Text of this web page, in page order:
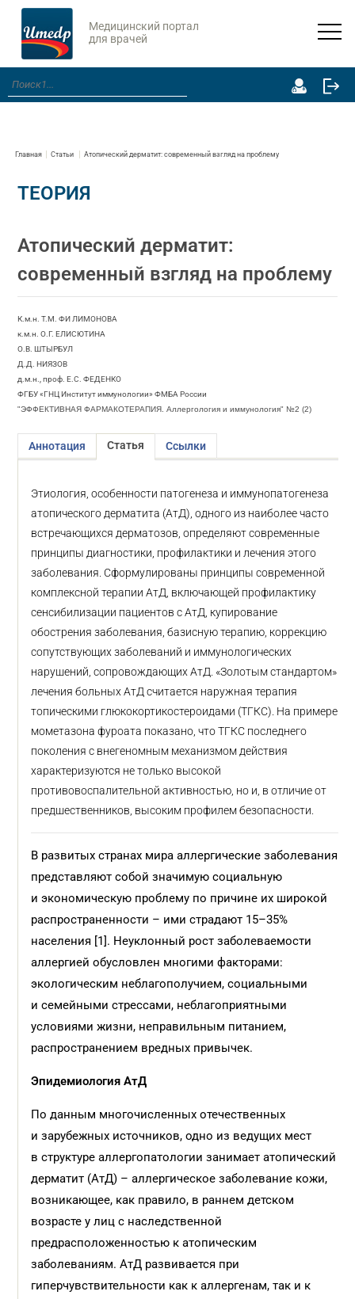
Медицинский портал
для врачей
Главная Статьи Атопический дерматит: современный взгляд на проблему
ТЕОРИЯ
Атопический дерматит:
современный взгляд на проблему
К.м.н. Т.М. ФИ ЛИМОНОВА
к.м.н. О.Г. ЕЛИСЮТИНА
О.В. ШТЫРБУЛ
Д.Д. НИЯЗОВ
д.м.н., проф. Е.С. ФЕДЕНКО
ФГБУ «ГНЦ Институт иммунологии» ФМБА России
"ЭФФЕКТИВНАЯ ФАРМАКОТЕРАПИЯ. Аллергология и иммунология" №2 (2)
Аннотация Статья Ссылки
Этиология, особенности патогенеза и иммунопатогенеза
атопического дерматита (АтД), одного из наиболее часто
встречающихся дерматозов, определяют современные
принципы диагностики, профилактики и лечения этого
заболевания. Сформулированы принципы современной
комплексной терапии АтД, включающей профилактику
сенсибилизации пациентов с АтД, купирование
обострения заболевания, базисную терапию, коррекцию
сопутствующих заболеваний и иммунологических
нарушений, сопровождающих АтД. «Золотым стандартом»
лечения больных АтД считается наружная терапия
топическими глюкокортикостероидами (ТГКС). На примере
мометазона фуроата показано, что ТГКС последнего
поколения с внегеномным механизмом действия
характеризуются не только высокой
противовоспалительной активностью, но и, в отличие от
предшественников, высоким профилем безопасности.
В развитых странах мира аллергические заболевания
представляют собой значимую социальную
и экономическую проблему по причине их широкой
распространенности – ими страдают 15–35%
населения [1]. Неуклонный рост заболеваемости
аллергией обусловлен многими факторами:
экологическим неблагополучием, социальными
и семейными стрессами, неблагоприятными
условиями жизни, неправильным питанием,
распространением вредных привычек.
Эпидемиология АтД
По данным многочисленных отечественных
и зарубежных источников, одно из ведущих мест
в структуре аллергопатологии занимает атопический
дерматит (АтД) – аллергическое заболевание кожи,
возникающее, как правило, в раннем детском
возрасте у лиц с наследственной
предрасположенностью к атопическим
заболеваниям. АтД развивается при
гиперчувствительности как к аллергенам, так и к